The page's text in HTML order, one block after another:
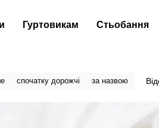
Гуртовикам Стьобання
спочатку дорожчі за назвою